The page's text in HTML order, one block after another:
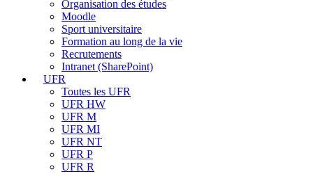
Organisation des études
Moodle
Sport universitaire
Formation au long de la vie
Recrutements
Intranet (SharePoint)
UFR
Toutes les UFR
UFR HW
UFR M
UFR MI
UFR NT
UFR P
UFR R